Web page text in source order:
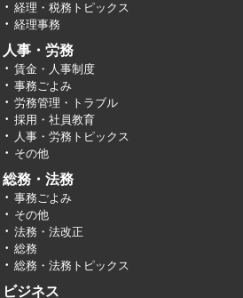
経理・税務トピックス
経理事務
人事・労務
賃金・人事制度
事務ごよみ
労務管理・トラブル
採用・社員教育
人事・労務トピックス
その他
総務・法務
事務ごよみ
その他
法務・法改正
総務
総務・法務トピックス
ビジネス